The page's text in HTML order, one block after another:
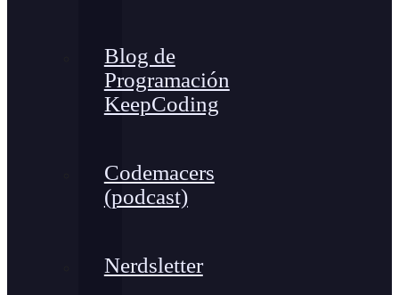
Blog de
Programación
KeepCoding
Codemacers
(podcast)
Nerdsletter